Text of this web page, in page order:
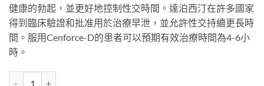
健康的勃起，並更好地控制性交時間。達泊西汀在許多國家
得到臨床驗證和批准用於治療早泄，並允許性交持續更長時
間。服用Cenforce-D的患者可以預期有效治療時間為4-6小
時。